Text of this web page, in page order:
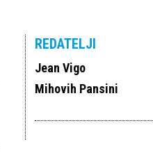
REDATELJI
Jean Vigo
Mihovih Pansini